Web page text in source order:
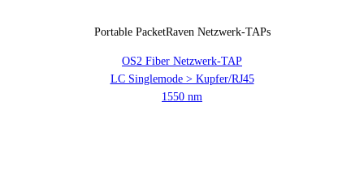
Portable PacketRaven Netzwerk-TAPs
OS2 Fiber Netzwerk-TAP
LC Singlemode > Kupfer/RJ45
1550 nm